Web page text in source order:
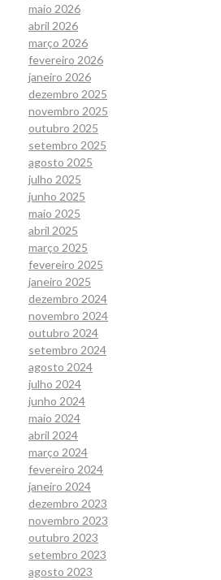
maio 2026
abril 2026
março 2026
fevereiro 2026
janeiro 2026
dezembro 2025
novembro 2025
outubro 2025
setembro 2025
agosto 2025
julho 2025
junho 2025
maio 2025
abril 2025
março 2025
fevereiro 2025
janeiro 2025
dezembro 2024
novembro 2024
outubro 2024
setembro 2024
agosto 2024
julho 2024
junho 2024
maio 2024
abril 2024
março 2024
fevereiro 2024
janeiro 2024
dezembro 2023
novembro 2023
outubro 2023
setembro 2023
agosto 2023